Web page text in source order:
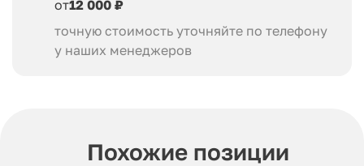
от12 000 ₽
точную стоимость уточняйте по телефону
у наших менеджеров
Похожие позиции